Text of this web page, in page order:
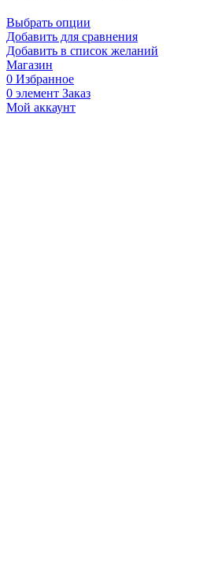
Выбрать опции
Добавить для сравнения
Добавить в список желаний
Магазин
0 Избранное
0 элемент Заказ
Мой аккаунт